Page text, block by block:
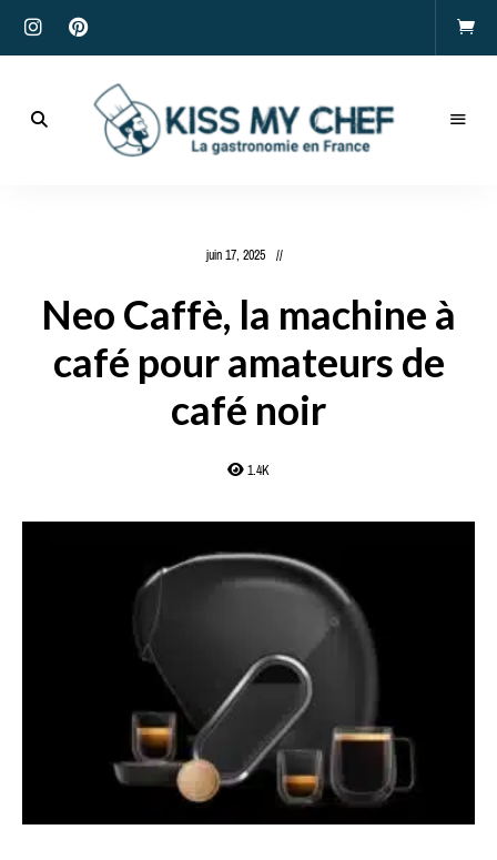
juin 17, 2025
Neo Caffè, la machine à
café pour amateurs de
café noir
1.4K